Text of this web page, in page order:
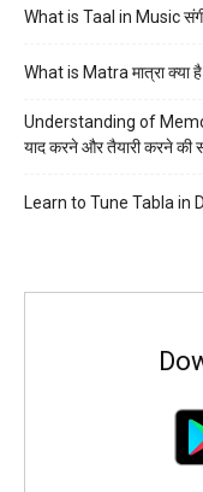
What is Taal in Music
What is Matra मात्रा क्या है
Understanding of
याद करने और तैयारी करने की
Learn to Tune Tabla in